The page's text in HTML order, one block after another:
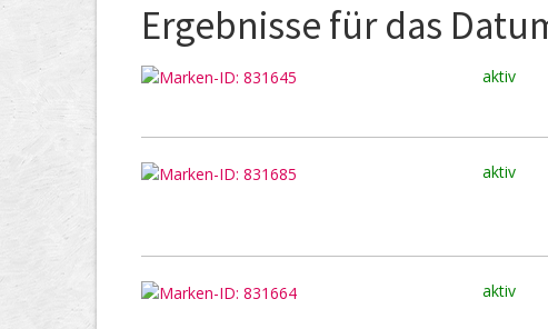
Ergebnisse für das
aktiv
aktiv
aktiv